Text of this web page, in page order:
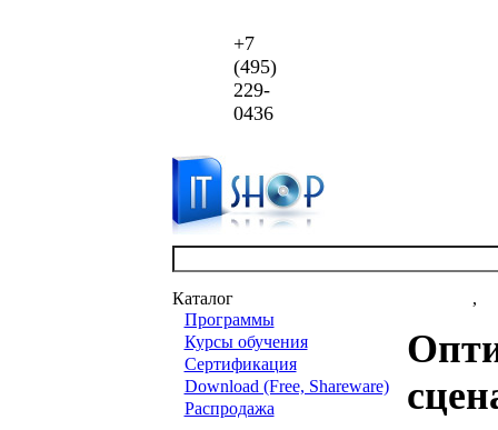
+7
(495)
229-
0436
Каталог
Программы
Курсы обучения
Сертификация
Download (Free, Shareware)
Распродажа
,